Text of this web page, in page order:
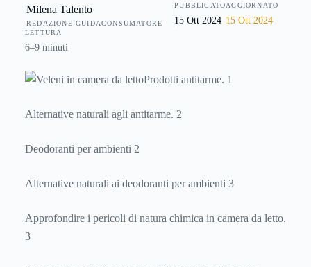
ambienti sono spesso presenti e utilizzati in modo non
corretto. In alternativa ai prodotti chimici si consiglia
sempre il ricorso ad alternative naturali, non pericolose per
camera da letto.
Milena Talento
REDAZIONE GUIDACONSUMATORE
PUBBLICATO
15 Ott 2024
AGGIORNATO
15 Ott 2024
LETTURA
6–9 minuti
Prodotti antitarme. 1
Alternative naturali agli antitarme. 2
Deodoranti per ambienti 2
Alternative naturali ai deodoranti per ambienti 3
Approfondire i pericoli di natura chimica in camera da letto.
3